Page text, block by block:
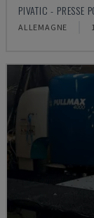
PIVATIC - PRESSE
ALLEMAGNE